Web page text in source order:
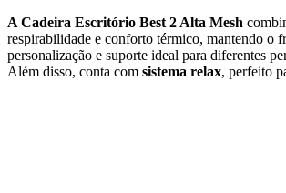
A Cadeira Escritório Best 2 Alta Mesh
respirabilidade e conforto térmico, mantendo o
personalização e suporte ideal para diferentes
Além disso, conta com sistema relax, perfeito